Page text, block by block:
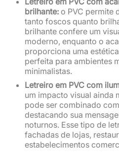
brilhante: o PVC permite
tanto foscos quanto
brilhante confere um
moderno, enquanto o
proporciona uma
perfeita para ambientes
minimalistas.
Letreiro em PVC com
um impacto visual ainda
pode ser combinado
destacando sua
noturnos. Esse tipo de
fachadas de lojas,
estabelecimentos